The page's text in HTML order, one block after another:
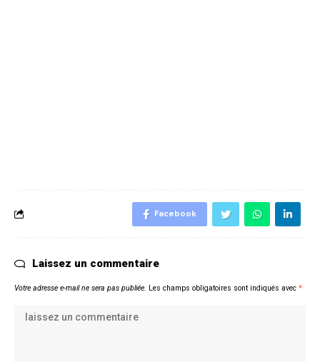
Facebook
Laissez un commentaire
Votre adresse e-mail ne sera pas publiée. Les champs obligatoires sont indiqués avec *